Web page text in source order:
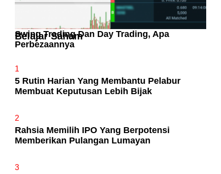
Swing Trading Dan Day Trading, Apa
Perbezaannya
Belajar Saham
1
5 Rutin Harian Yang Membantu Pelabur
Membuat Keputusan Lebih Bijak
2
Rahsia Memilih IPO Yang Berpotensi
Memberikan Pulangan Lumayan
3